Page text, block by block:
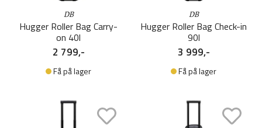
DB
Hugger Roller Bag Carry-
on 40l
2 799,-
Få på lager
DB
Hugger Roller Bag Check-in
90l
3 999,-
Få på lager